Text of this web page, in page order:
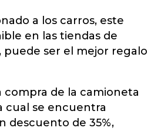
a los carros, este
en las tiendas de
puede ser el mejor regalo
compra de la camioneta
cual se encuentra
descuento de 35%,